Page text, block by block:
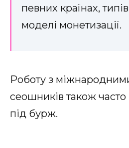
певних країнах, типів
моделі монетизації.
Роботу з
сеошників також
під бурж.